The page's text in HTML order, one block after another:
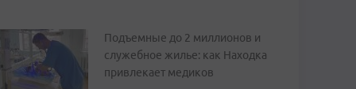
Подъемные до 2 миллионов и
служебное жилье: как Находка
привлекает медиков